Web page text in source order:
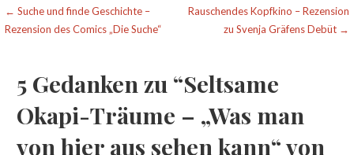
Beitragsnavigation
← Suche und finde Geschichte –
Rezension des Comics „Die Suche“
Rauschendes Kopfkino – Rezension
zu Svenja Gräfens Debüt →
5 Gedanken zu “Seltsame
Okapi-Träume – „Was man
von hier aus sehen kann“ von